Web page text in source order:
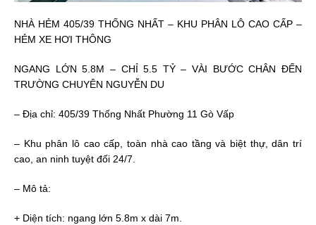
NHÀ HẺM 405/39 THỐNG NHẤT – KHU PHÂN LÔ CAO CẤP –
HẺM XE HƠI THÔNG
NGANG LỚN 5.8M – CHỈ 5.5 TỶ – VÀI BƯỚC CHÂN ĐẾN
TRƯỜNG CHUYÊN NGUYỄN DU
– Địa chỉ: 405/39 Thống Nhất Phường 11 Gò Vấp
– Khu phân lô cao cấp, toàn nhà cao tầng và biệt thự, dân trí
cao, an ninh tuyệt đối 24/7.
– Mô tả:
+ Diện tích: ngang lớn 5.8m x dài 7m.